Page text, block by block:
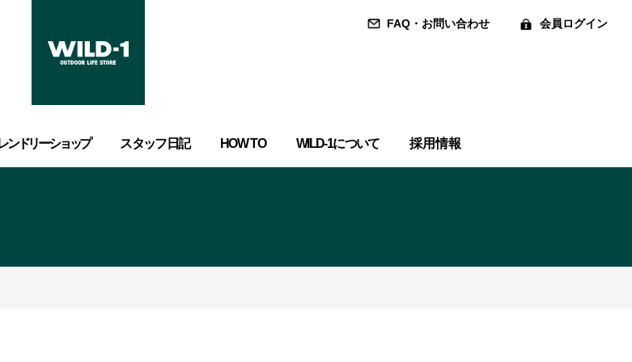
FAQ・お問い合わせ 会員ログイン
ンドリーショップ スタッフ日記 HOW TO WILD-1について 採用情報